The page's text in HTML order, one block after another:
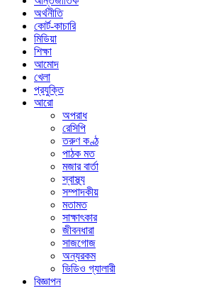
অর্থনীতি
কোর্ট-কাচারি
মিডিয়া
শিক্ষা
আমোদ
খেলা
প্রযুক্তি
আরো
অপরাধ
রেসিপি
তরুণ কণ্ঠ
পাঠক মত
মজার বার্তা
স্বাস্থ্য
সম্পাদকীয়
মতামত
সাক্ষাৎকার
জীবনধারা
সাজগোজ
অন্যরকম
ভিডিও গ্যালারী
বিজ্ঞাপন